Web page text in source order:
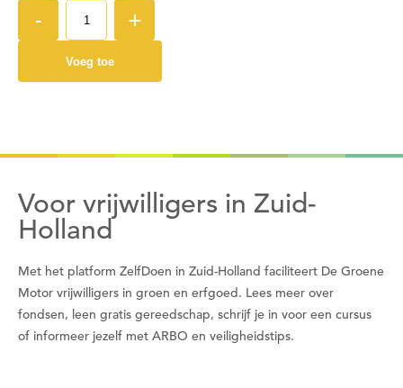
- +
Voeg toe
Voor vrijwilligers in Zuid-
Holland
Met het platform ZelfDoen in Zuid-Holland faciliteert De Groene
Motor vrijwilligers in groen en erfgoed. Lees meer over
fondsen, leen gratis gereedschap, schrijf je in voor een cursus
of informeer jezelf met ARBO en veiligheidstips.
Om gereedschap te kunnen lenen moet je ingelogd
Om gereedschap te kunnen lenen moet je eerst
Wil je nu een datum kiezen?
Ja Nee